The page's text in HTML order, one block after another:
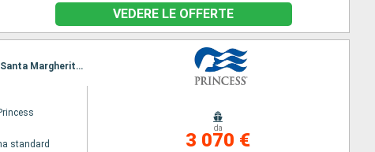
VEDERE LE OFFERTE
Itinerario : Pireo - Atene, Santorini, Bar, Corfu, Messina, Barcellona, Ibiza, Marsiglia, Ajaccio, Santa Margherita, La Spezia, Civitavecchia - Roma, Napoli, Chania, Kusadasi, Mykonos, Pireo - Atene
standard
da
3 070 €